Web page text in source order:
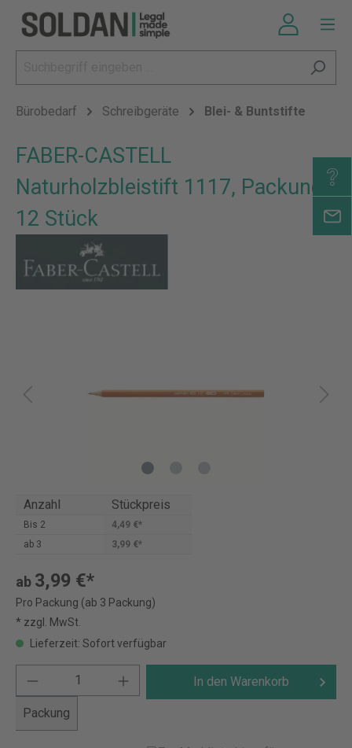
Bürobedarf Schreibgeräte Blei- & Buntstifte
FABER-CASTELL
Naturholzbleistift 1117, Packung:
12 Stück
Anzahl Stückpreis
Bis 2
4,49 €*
ab 3 3,99 €*
ab 3,99 €*
Pro Packung (ab 3 Packung)
* zzgl. MwSt.
Lieferzeit: Sofort verfügbar
Packung
In den Warenkorb